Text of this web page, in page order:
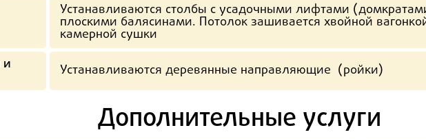
Устанавливаются столбы с усадочными лифтами
плоскими балясинами. Потолок зашивается хвойной
камерной сушки
Устанавливаются деревянные направляющие (ройки)
Дополнительные услуги